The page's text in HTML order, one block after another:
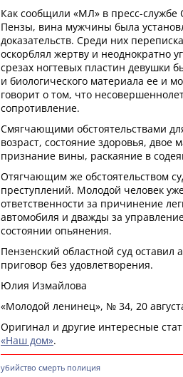
Как сообщили «МЛ» в пресс-службе
Пензы, вина мужчины была
доказательств. Среди них
оскорблял жертву и неоднократно
срезах ногтевых пластин девушки
и биологического материала ее и
говорит о том, что
сопротивление.
Смягчающими обстоятельствами
возраст, состояние здоровья, двое
признание вины, раскаяние в
Отягчающим же обстоятельством
преступлений. Молодой человек
ответственности за причинение
автомобиля и дважды за
состоянии опьянения.
Пензенский областной суд
приговор без удовлетворения.
Юлия Измайлова
«Молодой ленинец», № 34, 20
Оригинал и другие интересные
«Наш дом».
убийство смерть полиция